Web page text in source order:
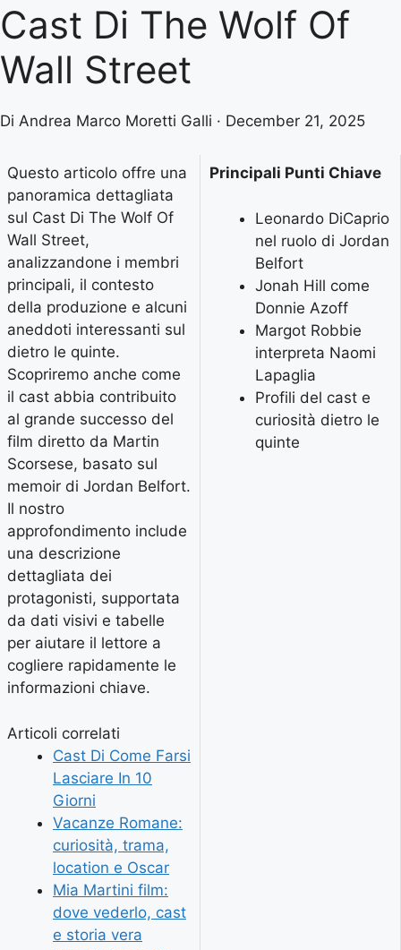
Cast Di The Wolf Of
Wall Street
Di Andrea Marco Moretti Galli · December 21, 2025
Questo articolo offre una
panoramica dettagliata
sul Cast Di The Wolf Of
Wall Street,
analizzandone i membri
principali, il contesto
della produzione e alcuni
aneddoti interessanti sul
dietro le quinte.
Scopriremo anche come
il cast abbia contribuito
al grande successo del
film diretto da Martin
Scorsese, basato sul
memoir di Jordan Belfort.
Il nostro
approfondimento include
una descrizione
dettagliata dei
protagonisti, supportata
da dati visivi e tabelle
per aiutare il lettore a
cogliere rapidamente le
informazioni chiave.
Articoli correlati
Cast Di Come Farsi
Lasciare In 10
Giorni
Vacanze Romane:
curiosità, trama,
location e Oscar
Mia Martini film:
dove vederlo, cast
e storia vera
Principali Punti Chiave
Leonardo DiCaprio
nel ruolo di Jordan
Belfort
Jonah Hill come
Donnie Azoff
Margot Robbie
interpreta Naomi
Lapaglia
Profili del cast e
curiosità dietro le
quinte